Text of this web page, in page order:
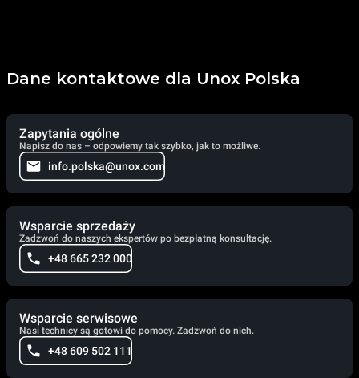
Dane kontaktowe dla Unox Polska
Zapytania ogólne
Napisz do nas – odpowiemy tak szybko, jak to możliwe.
info.polska@unox.com
Wsparcie sprzedaży
Zadzwoń do naszych ekspertów po bezpłatną konsultację.
+48 665 232 000
Wsparcie serwisowe
Nasi technicy są gotowi do pomocy. Zadzwoń do nich.
+48 609 502 111